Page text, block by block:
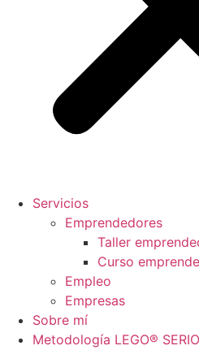
Servicios
Emprendedores
Taller
Curso
Empleo
Empresas
Sobre mí
Metodología LEGO®